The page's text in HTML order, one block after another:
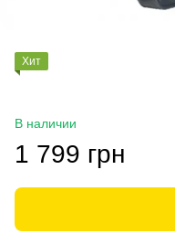
Хит
В наличии
1 799 грн